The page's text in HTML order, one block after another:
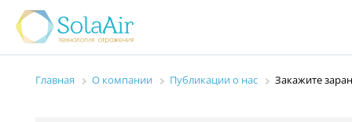
Главная О компании Публикации о нас Закажите